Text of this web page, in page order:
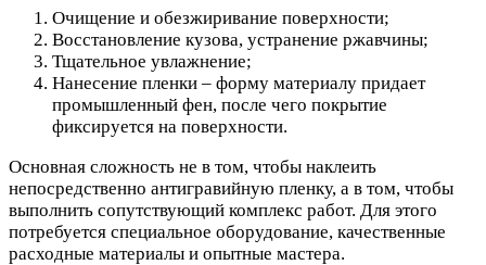
Очищение и обезжиривание поверхности;
Восстановление кузова, устранение ржавчины;
Тщательное увлажнение;
Нанесение пленки – форму материалу придает
промышленный фен, после чего покрытие
фиксируется на поверхности.
Основная сложность не в том, чтобы наклеить
непосредственно антигравийную пленку, а в том, чтобы
выполнить сопутствующий комплекс работ. Для этого
потребуется специальное оборудование, качественные
расходные материалы и опытные мастера.